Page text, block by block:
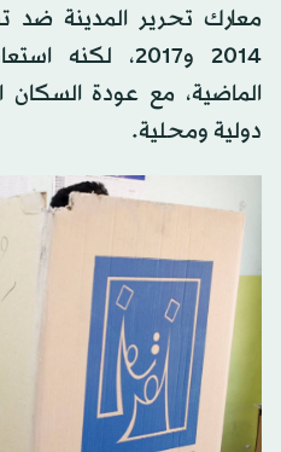
معارك تحرير المدينة
2014 و2017،
الماضية، مع عودة
دولية ومحلية.